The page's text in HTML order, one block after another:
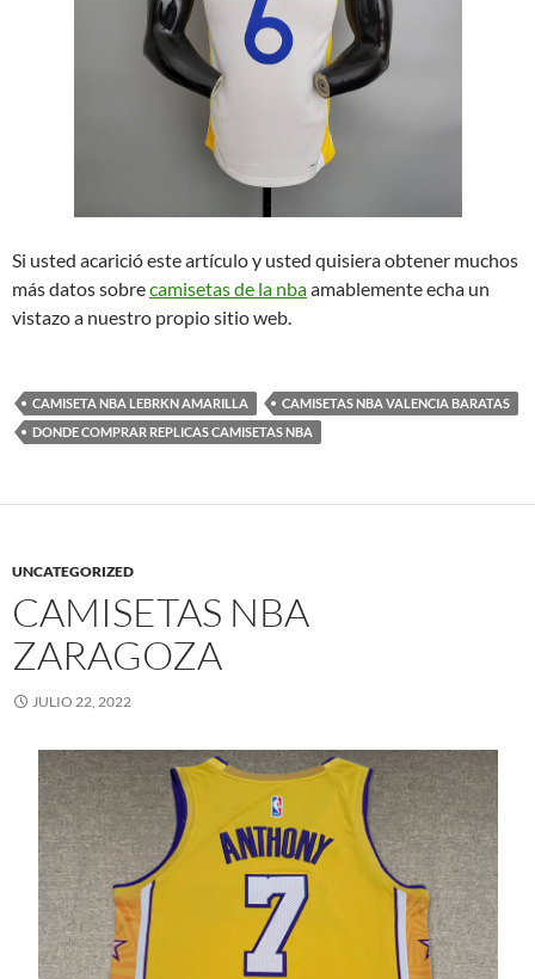
Si usted acarició este artículo y usted quisiera obtener muchos
más datos sobrecamisetas de la nbaamablemente echa un
vistazo a nuestro propio sitio web.
CAMISETA NBA LEBRKN AMARILLA
CAMISETAS NBA VALENCIA BARATAS
DONDE COMPRAR REPLICAS CAMISETAS NBA
UNCATEGORIZED
CAMISETAS NBA
ZARAGOZA
JULIO 22, 2022